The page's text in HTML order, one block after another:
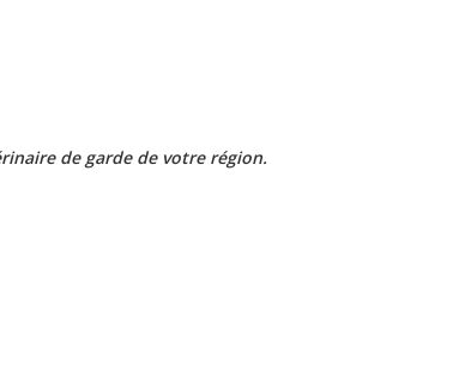
de garde de votre région.